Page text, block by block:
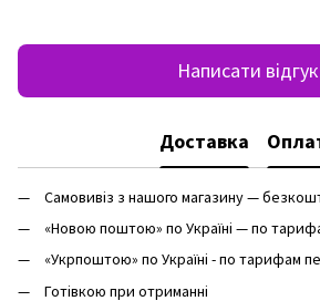
Написати відгук
Доставка
Самовивіз з нашого магазину —
«Новою поштою» по Україні — по
«Укрпоштою» по Україні - по тарифам
Готівкою при отриманні